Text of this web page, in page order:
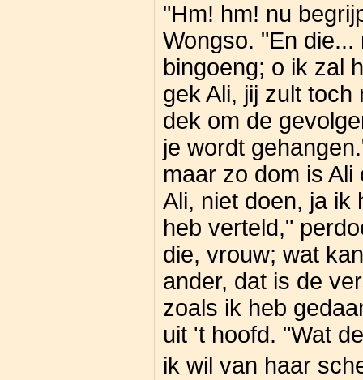
"Hm! hm! nu
Wongso. "En
bingoeng; o ik zal
gek Ali, jij zult toch
dek om de
je wordt
maar zo dom is
Ali, niet doen, ja ik
heb verteld,"
die, vrouw; wat
ander, dat is de
zoals ik heb
uit 't hoofd. "Wat
ik wil van haar